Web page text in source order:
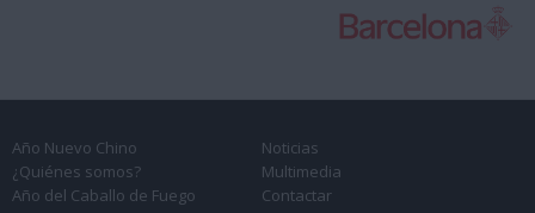
Año Nuevo Chino
¿Quiénes somos?
Año del Caballo de Fuego
Noticias
Multimedia
Contactar